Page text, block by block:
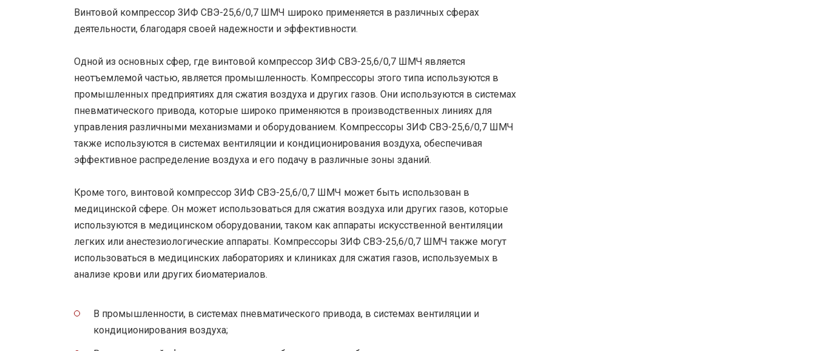
Винтовой компрессор ЗИФ СВЭ-25,6/0,7 ШМЧ широко применяется в различных сферах
деятельности, благодаря своей надежности и эффективности.
Одной из основных сфер, где винтовой компрессор ЗИФ СВЭ-25,6/0,7 ШМЧ является
неотъемлемой частью, является промышленность. Компрессоры этого типа используются в
промышленных предприятиях для сжатия воздуха и других газов. Они используются в системах
пневматического привода, которые широко применяются в производственных линиях для
управления различными механизмами и оборудованием. Компрессоры ЗИФ СВЭ-25,6/0,7 ШМЧ
также используются в системах вентиляции и кондиционирования воздуха, обеспечивая
эффективное распределение воздуха и его подачу в различные зоны зданий.
Кроме того, винтовой компрессор ЗИФ СВЭ-25,6/0,7 ШМЧ может быть использован в
медицинской сфере. Он может использоваться для сжатия воздуха или других газов, которые
используются в медицинском оборудовании, таком как аппараты искусственной вентиляции
легких или анестезиологические аппараты. Компрессоры ЗИФ СВЭ-25,6/0,7 ШМЧ также могут
использоваться в медицинских лабораториях и клиниках для сжатия газов, используемых в
анализе крови или других биоматериалов.
В промышленности, в системах пневматического привода, в системах вентиляции и
кондиционирования воздуха;